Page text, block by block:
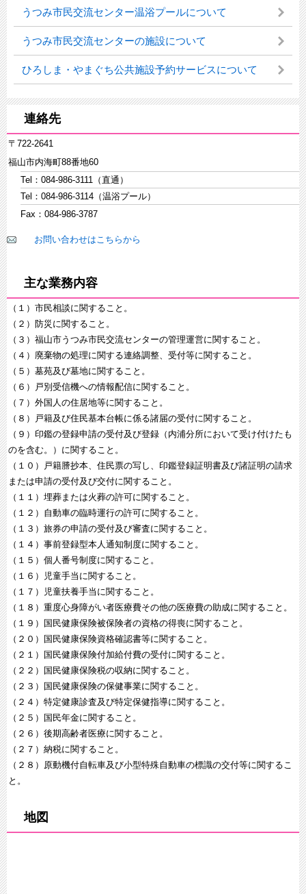
うつみ市民交流センター温浴プールについて
うつみ市民交流センターの施設について
ひろしま・やまぐち公共施設予約サービスについて
連絡先
〒722-2641
福山市内海町88番地60
Tel：084-986-3111（直通）
Tel：084-986-3114（温浴プール）
Fax：084-986-3787
お問い合わせはこちらから
主な業務内容
（１）市民相談に関すること。
（２）防災に関すること。
（３）福山市うつみ市民交流センターの管理運営に関すること。
（４）廃棄物の処理に関する連絡調整、受付等に関すること。
（５）墓苑及び墓地に関すること。
（６）戸別受信機への情報配信に関すること。
（７）外国人の住居地等に関すること。
（８）戸籍及び住民基本台帳に係る諸届の受付に関すること。
（９）印鑑の登録申請の受付及び登録（内浦分所において受け付けたも
のを含む。）に関すること。
（１０）戸籍謄抄本、住民票の写し、印鑑登録証明書及び諸証明の請求
または申請の受付及び交付に関すること。
（１１）埋葬または火葬の許可に関すること。
（１２）自動車の臨時運行の許可に関すること。
（１３）旅券の申請の受付及び審査に関すること。
（１４）事前登録型本人通知制度に関すること。
（１５）個人番号制度に関すること。
（１６）児童手当に関すること。
（１７）児童扶養手当に関すること。
（１８）重度心身障がい者医療費その他の医療費の助成に関すること。
（１９）国民健康保険被保険者の資格の得喪に関すること。
（２０）国民健康保険資格確認書等に関すること。
（２１）国民健康保険付加給付費の受付に関すること。
（２２）国民健康保険税の収納に関すること。
（２３）国民健康保険の保健事業に関すること。
（２４）特定健康診査及び特定保健指導に関すること。
（２５）国民年金に関すること。
（２６）後期高齢者医療に関すること。
（２７）納税に関すること。
（２８）原動機付自転車及び小型特殊自動車の標識の交付等に関するこ
と。
地図